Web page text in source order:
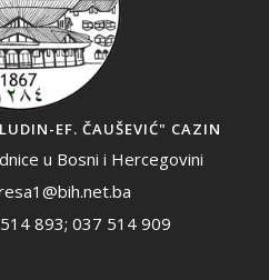
EF. ČAUŠEVIĆ" CAZIN
u Bosni i Hercegovini
893; 037 514 909